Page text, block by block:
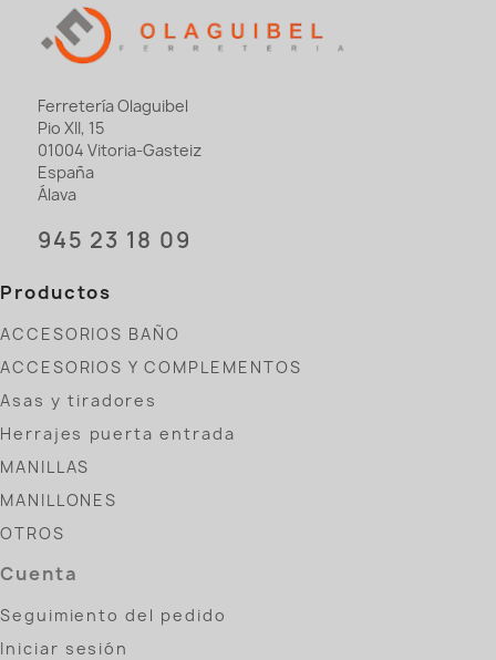
Ferretería Olaguibel
Pio XII, 15
01004 Vitoria-Gasteiz
España
Álava
945 23 18 09
Productos
ACCESORIOS BAÑO
ACCESORIOS Y COMPLEMENTOS
Asas y tiradores
Herrajes puerta entrada
MANILLAS
MANILLONES
OTROS
Cuenta
Seguimiento del pedido
Iniciar sesión